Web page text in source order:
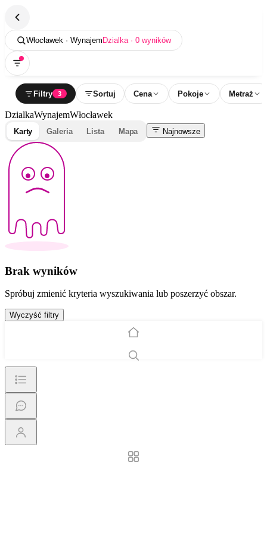
Włocławek · Wynajem Dzialka · 0 wyników
Filtry 3 Sortuj Cena Pokoje Metraż
DzialkaWynajemWłocławek
Karty Galeria Lista Mapa Najnowsze
Brak wyników
Spróbuj zmienić kryteria wyszukiwania lub poszerzyć obszar.
Wyczyść filtry